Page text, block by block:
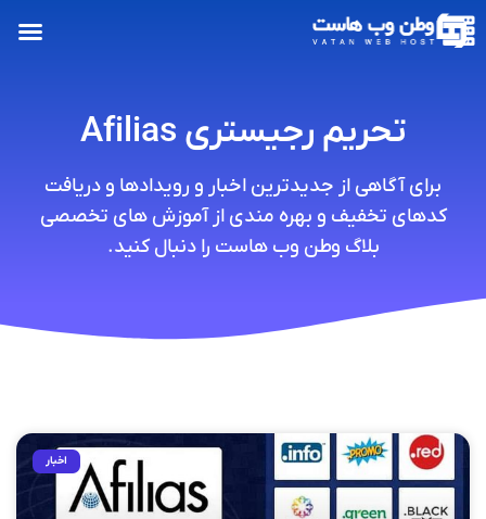
تحریم رجیستری Afilias
برای آگاهی از جدیدترین اخبار و رویدادها و دریافت
کدهای تخفیف و بهره مندی از آموزش های تخصصی
بلاگ وطن وب هاست را دنبال کنید.
اخبار